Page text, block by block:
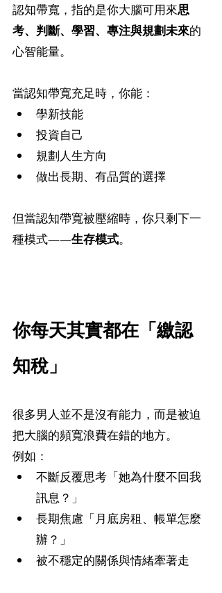
認知帶寬，指的是你大腦可用來思
考、判斷、學習、專注與規劃未來的
心智能量。
當認知帶寬充足時，你能：
學新技能
投資自己
規劃人生方向
做出長期、有品質的選擇
但當認知帶寬被壓縮時，你只剩下一
種模式——生存模式。
你每天其實都在「繳認
知稅」
很多男人並不是沒有能力，而是被迫
把大腦的頻寬浪費在錯的地方。
例如：
不斷反覆思考「她為什麼不回我
訊息？」
長期焦慮「月底房租、帳單怎麼
辦？」
被不穩定的關係與情緒牽著走